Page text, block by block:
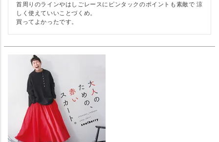
首周りのラインやはしごレースにピンタックのポイントも素敵で 涼
しく使えていいことづくめ。
買ってよかったです。